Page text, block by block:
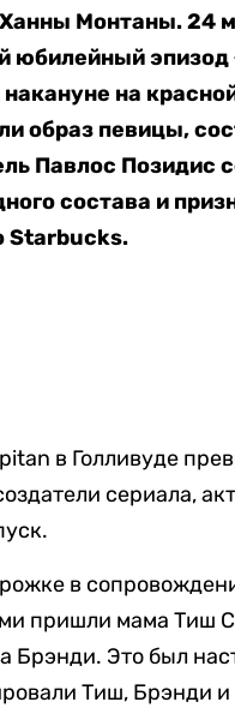
Монтаны. 24
юбилейный эпизод
на
певицы,
Павлос Позидис
состава и
Starbucks.
в Голливуде
сериала,
в
пришли мама Тиш
Брэнди. Это был
Тиш, Брэнди